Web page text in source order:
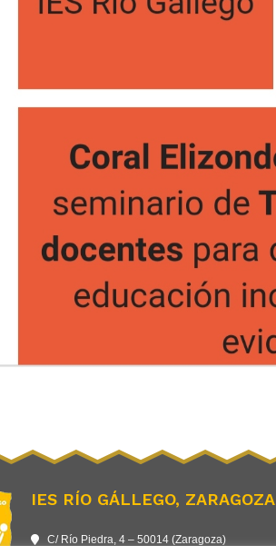
IES RÍO GÁLLEGO, ZARAGOZA
C/ Río Piedra, 4 – 50014 (Zaragoza)